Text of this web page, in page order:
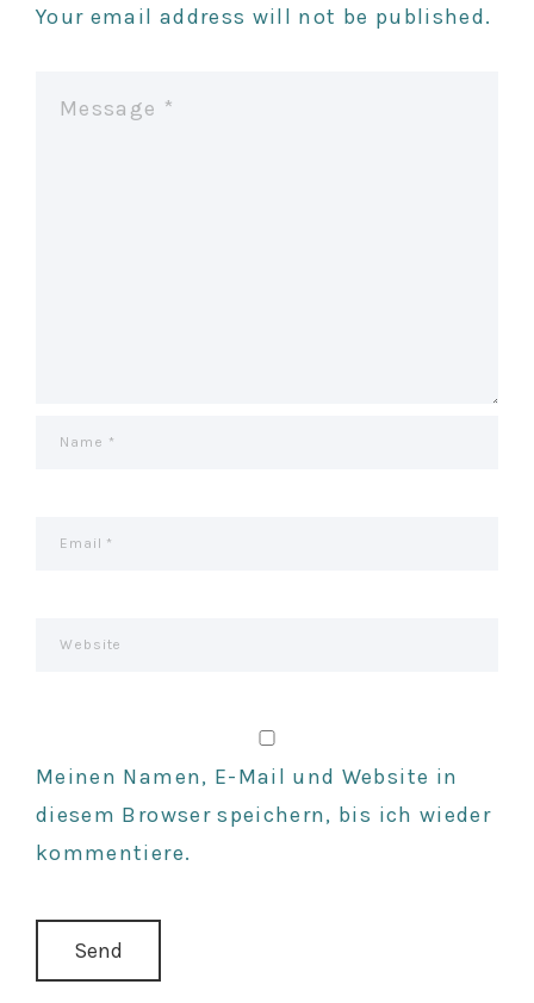
A
V
O
Your email address will not be published.
Meinen Namen, E-Mail und Website in
diesem Browser speichern, bis ich wieder
kommentiere.